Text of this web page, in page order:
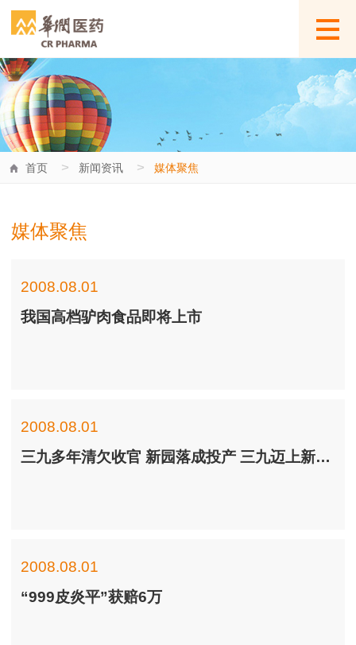
首页 > 新闻资讯 > 媒体聚焦
媒体聚焦
我国高档驴肉食品即将上市
2008.08.01
三九多年清欠收官 新园落成投产 三九迈上新台阶
2008.08.01
“999皮炎平”获赔6万
2008.08.01